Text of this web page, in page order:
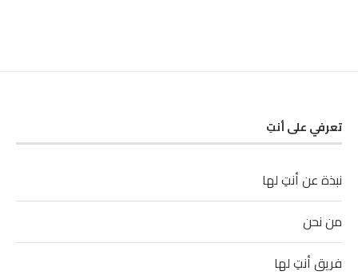
تعرفي على أنتِ
نبذة عن أنتِ لها
من نحن
فريق أنتِ لها